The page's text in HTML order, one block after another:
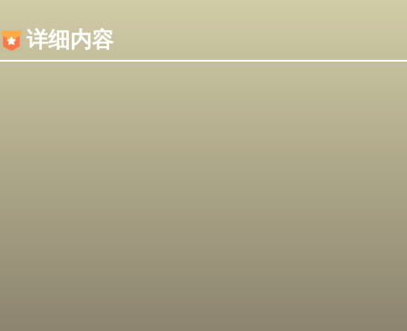
详细内容